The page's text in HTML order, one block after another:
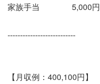
家族手当 5,000円
---------------------------
【月収例：400,100円】